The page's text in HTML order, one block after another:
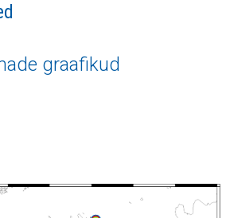
graafikud